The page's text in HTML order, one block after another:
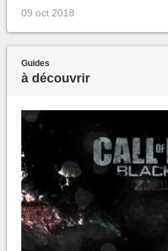
09 oct 2018
Guides
à découvrir